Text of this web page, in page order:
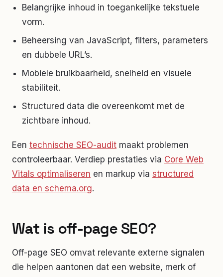
Belangrijke inhoud in toegankelijke tekstuele
vorm.
Beheersing van JavaScript, filters, parameters
en dubbele URL’s.
Mobiele bruikbaarheid, snelheid en visuele
stabiliteit.
Structured data die overeenkomt met de
zichtbare inhoud.
Een technische SEO-audit maakt problemen
controleerbaar. Verdiep prestaties via Core Web
Vitals optimaliseren en markup via structured
data en schema.org.
Wat is off-page SEO?
Off-page SEO omvat relevante externe signalen
die helpen aantonen dat een website, merk of